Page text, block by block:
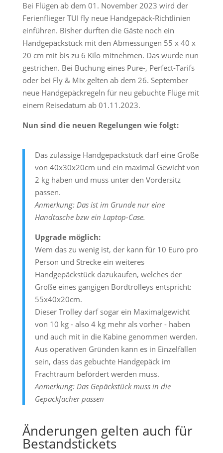
Bei Flügen ab dem 01. November 2023 wird der
Ferienflieger TUI fly neue Handgepäck-Richtlinien
einführen. Bisher durften die Gäste noch ein
Handgepäckstück mit den Abmessungen 55 x 40 x
20 cm mit bis zu 6 Kilo mitnehmen. Das wurde nun
gestrichen. Bei Buchung eines Pure-, Perfect-Tarifs
oder bei Fly & Mix gelten ab dem 26. September
neue Handgepäckregeln für neu gebuchte Flüge mit
einem Reisedatum ab 01.11.2023.
Nun sind die neuen Regelungen wie folgt:
Das zulässige Handgepäckstück darf eine Größe
von 40x30x20cm und ein maximal Gewicht von
2 kg haben und muss unter den Vordersitz
passen.
Anmerkung: Das ist im Grunde nur eine
Handtasche bzw ein Laptop-Case.
Upgrade möglich:
Wem das zu wenig ist, der kann für 10 Euro pro
Person und Strecke ein weiteres
Handgepäckstück dazukaufen, welches der
Größe eines gängigen Bordtrolleys entspricht:
55x40x20cm.
Dieser Trolley darf sogar ein Maximalgewicht
von 10 kg - also 4 kg mehr als vorher - haben
und auch mit in die Kabine genommen werden.
Aus operativen Gründen kann es in Einzelfällen
sein, dass das gebuchte Handgepäck im
Frachtraum befördert werden muss.
Anmerkung: Das Gepäckstück muss in die
Gepäckfächer passen
Änderungen gelten auch für
Bestandstickets